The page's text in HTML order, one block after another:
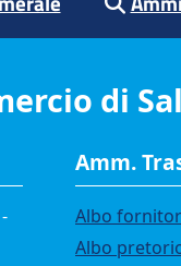
di
Amm.
Albo
Albo